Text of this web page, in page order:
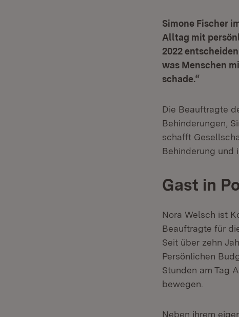
Simone Fischer
Alltag mit
2022
was Menschen
schade.“
Die Beauftragte
Behinderungen,
schafft
Behinderung und
Gast in
Nora Welsch ist
Beauftragte für
Seit über zehn
Persönlichen
Stunden am Tag
bewegen.
Neben ihrem